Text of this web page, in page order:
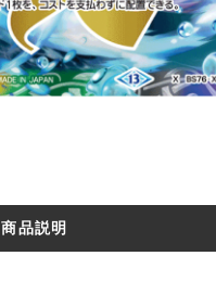
商品説明